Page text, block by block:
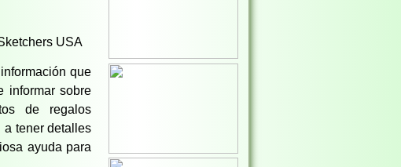
USA
que
informar sobre
de regalos
a tener detalles
ayuda para